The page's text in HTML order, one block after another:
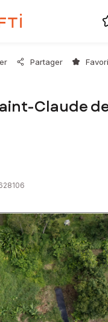
Partager
Claude